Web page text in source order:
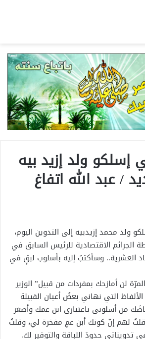
إسلكو ولد إزيد بيه
/ عبد الله اتفاغ
ولد محمد إزيدبيه إلى التدوين اليوم،
الجرائم الاقتصادية للرئيس السابق في
العشرية.. وسأكتبُ إليه بأسلوب لبقٍ في
لن أمازحك بمفردات من قبيل” الوزير
التي نهاني بعضُ أعيان القبيلة
من أسلوبي باعتباري ابن عمك وأصغر
لهم إنّ كونك أبن عمٍ مفخرة لي، وقلتُ
تدويناتي حدودَ اللباقة والتوقير لك.